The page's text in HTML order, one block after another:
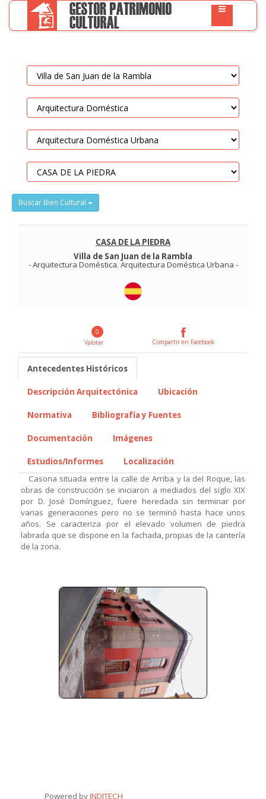
Buscar Bien Cultural
CASA DE LA PIEDRA
Villa de San Juan de la Rambla
-Arquitectura Doméstica. Arquitectura Doméstica Urbana -
0
Valorar
Compartir en Facebook
Antecedentes Históricos
Descripción Arquitectónica Ubicación
Normativa Bibliografía y Fuentes
Documentación Imágenes
Estudios/Informes
Localización
Casona situada entre la calle de Arriba y la del Roque, las
obras de construcción se iniciaron a mediados del siglo XIX
por D. José Domínguez, fuere heredada sin terminar por
varias generaciones pero no se terminó hasta hace unos
años. Se caracteriza por el elevado volumen de piedra
labrada que se dispone en la fachada, propias de la cantería
de la zona.
Powered byINDITECH